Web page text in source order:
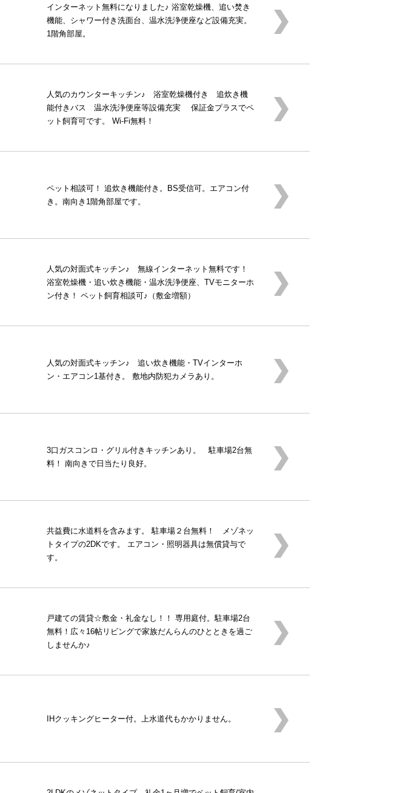
インターネット無料になりました♪ 浴室乾燥機、追い焚き
機能、シャワー付き洗面台、温水洗浄便座など設備充実。
1階角部屋。
人気のカウンターキッチン♪ 浴室乾燥機付き 追炊き機
能付きバス 温水洗浄便座等設備充実 保証金プラスでペ
ット飼育可です。 Wi-Fi無料！
ペット相談可！ 追炊き機能付き。BS受信可。エアコン付
き。南向き1階角部屋です。
人気の対面式キッチン♪ 無線インターネット無料です！
浴室乾燥機・追い炊き機能・温水洗浄便座、TVモニターホ
ン付き！ ペット飼育相談可♪（敷金増額）
人気の対面式キッチン♪ 追い炊き機能・TVインターホ
ン・エアコン1基付き。 敷地内防犯カメラあり。
3口ガスコンロ・グリル付きキッチンあり。 駐車場2台無
料！ 南向きで日当たり良好。
共益費に水道料を含みます。 駐車場２台無料！ メゾネッ
トタイプの2DKです。 エアコン・照明器具は無償貸与で
す。
戸建ての賃貸☆敷金・礼金なし！！ 専用庭付。駐車場2台
無料！広々16帖リビングで家族だんらんのひとときを過ご
しませんか♪
IHクッキングヒーター付。上水道代もかかりません。